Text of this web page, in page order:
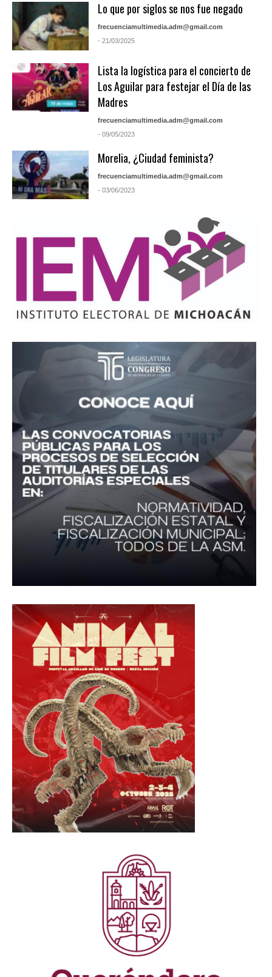
Lo que por siglos se nos fue negado
frecuenciamultimedia.adm@gmail.com
- 21/03/2025
Lista la logística para el concierto de
Los Aguilar para festejar el Día de las
Madres
frecuenciamultimedia.adm@gmail.com
- 09/05/2023
Morelia, ¿Ciudad feminista?
frecuenciamultimedia.adm@gmail.com
- 03/06/2023